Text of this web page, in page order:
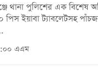
থানা পুলিশের এক বিশেষ
ইয়াবা ট্যাবলেটসহ
এএম